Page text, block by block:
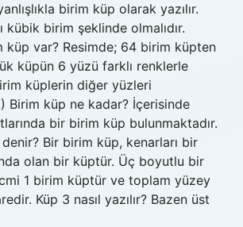
birim küp olarak yazılır.
kübik birim şeklinde olmalıdır.
küp var? Resimde; 64 birim küpten
küpün 6 ​​yüzü farklı renklerle
küplerin diğer yüzleri
Birim küp ne kadar? İçerisinde
bir birim küp bulunmaktadır.
Bir birim küp, kenarları bir
olan bir küptür. Üç boyutlu bir
1 birim küptür ve toplam yüzey
Küp 3 nasıl yazılır? Bazen üst